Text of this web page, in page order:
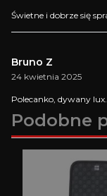
Świetne i dobrze się
Bruno Z
24 kwietnia 2025
Polecanko, dywany lux.
Podobne